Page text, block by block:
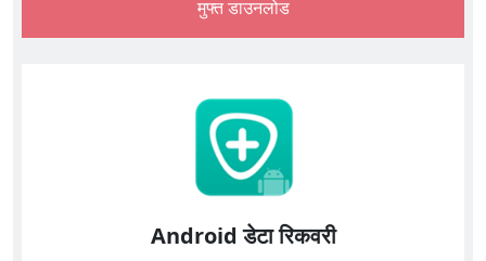
मुफ्त डाउनलोड
Android डेटा रिकवरी